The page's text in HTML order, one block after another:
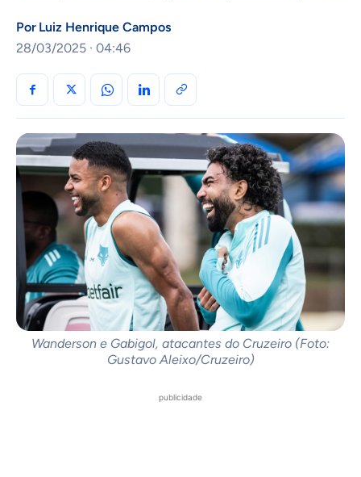
Por Luiz Henrique Campos
28/03/2025 · 04:46
Wanderson e Gabigol, atacantes do Cruzeiro (Foto:
Gustavo Aleixo/Cruzeiro)
publicidade